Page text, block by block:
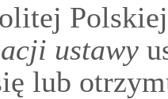
ustawy
lub